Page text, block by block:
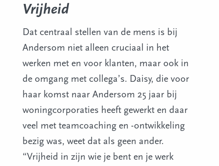
Vrijheid
Dat centraal stellen van de mens is bij
Andersom niet alleen cruciaal in het
werken met en voor klanten, maar ook in
de omgang met collega’s. Daisy, die voor
haar komst naar Andersom 25 jaar bij
woningcorporaties heeft gewerkt en daar
veel met teamcoaching en -ontwikkeling
bezig was, weet dat als geen ander.
“Vrijheid in zijn wie je bent en je werk